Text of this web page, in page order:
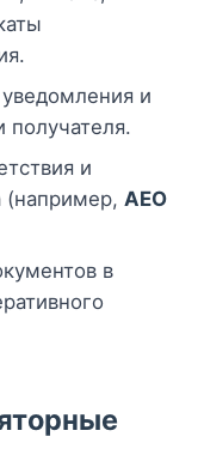
и
и
(например, AEO
в